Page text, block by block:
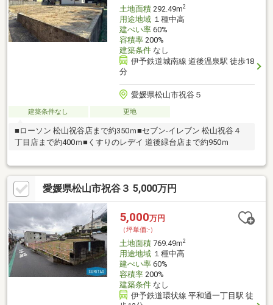
土地面積292.49m2
用途地域１種中高
建ぺい率60%
容積率200%
建築条件なし
伊予鉄道城南線 道後温泉駅 徒歩18
分
愛媛県松山市祝谷５
建築条件なし 更地
■ローソン 松山祝谷店まで約350ｍ■セブン-イレブン 松山祝谷４
丁目店まで約400ｍ■くすりのレデイ 道後緑台店まで約950ｍ
愛媛県松山市祝谷３ 5,000万円
5,000万円
（坪単価:-）
土地面積769.49m2
用途地域１種中高
建ぺい率60%
容積率200%
建築条件なし
伊予鉄道環状線 平和通一丁目駅 徒